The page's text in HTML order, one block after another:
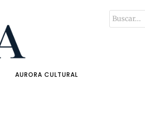
AURORA CULTURAL